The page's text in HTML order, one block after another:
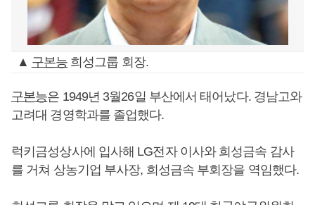
▲ 구본능 희성그룹 회장.
구본능은 1949년 3월26일 부산에서 태어났다. 경남고와
고려대 경영학과를 졸업했다.
럭키금성상사에 입사해 LG전자 이사와 희성금속 감사
를 거쳐 상농기업 부사장, 희성금속 부회장을 역임했다.